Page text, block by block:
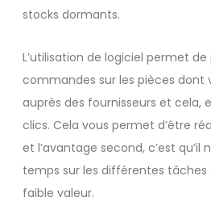
stocks dormants.
L’utilisation de logiciel permet de
commandes sur les pièces dont
auprès des fournisseurs et cela,
clics. Cela vous permet d’être
et l’avantage second, c’est qu’il
temps sur les différentes
faible valeur.